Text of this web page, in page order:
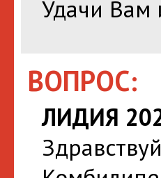
Удачи Вам
ВОПРОС:
ЛИДИЯ